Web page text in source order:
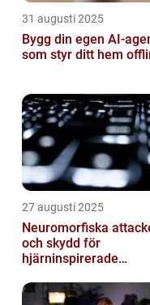
31 augusti 2025
Bygg din egen AI-
som styr ditt hem
27 augusti 2025
Neuromorfiska
och skydd för
hjärninspirerade